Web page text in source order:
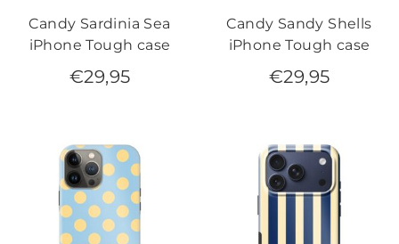
Candy Sardinia Sea
iPhone Tough case
€29,95
Candy Sandy Shells
iPhone Tough case
€29,95